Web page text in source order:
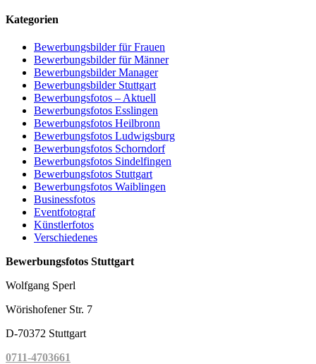
Kategorien
Bewerbungsbilder für Frauen
Bewerbungsbilder für Männer
Bewerbungsbilder Manager
Bewerbungsbilder Stuttgart
Bewerbungsfotos – Aktuell
Bewerbungsfotos Esslingen
Bewerbungsfotos Heilbronn
Bewerbungsfotos Ludwigsburg
Bewerbungsfotos Schorndorf
Bewerbungsfotos Sindelfingen
Bewerbungsfotos Stuttgart
Bewerbungsfotos Waiblingen
Businessfotos
Eventfotograf
Künstlerfotos
Verschiedenes
Bewerbungsfotos Stuttgart
Wolfgang Sperl
Wörishofener Str. 7
D-70372 Stuttgart
0711-4703661